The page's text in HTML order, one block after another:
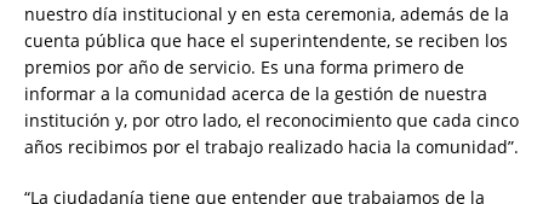
nuestro día institucional y en esta ceremonia, además de la
cuenta pública que hace el superintendente, se reciben los
premios por año de servicio. Es una forma primero de
informar a la comunidad acerca de la gestión de nuestra
institución y, por otro lado, el reconocimiento que cada cinco
años recibimos por el trabajo realizado hacia la comunidad”.
“La ciudadanía tiene que entender que trabajamos de la